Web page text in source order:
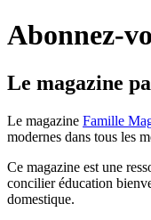
Abonnez-
Le magazine
Le magazine Famille
modernes dans tous les
Ce magazine est une
concilier éducation
domestique.